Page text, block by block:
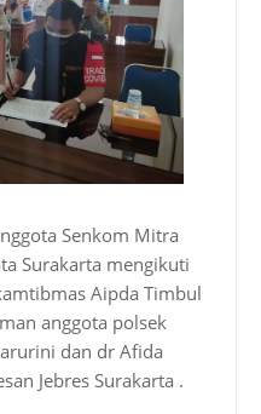
Senkom Mitra
Surakarta mengikuti
Aipda Timbul
anggota polsek
dan dr Afida
Jebres Surakarta .